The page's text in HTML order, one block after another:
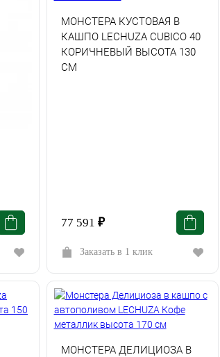
МОНСТЕРА КУСТОВАЯ В
КАШПО LECHUZA CUBICO 40
КОРИЧНЕВЫЙ ВЫСОТА 130
СМ
77 591 ₽
Заказать в 1 клик
МОНСТЕРА ДЕЛИЦИОЗА В